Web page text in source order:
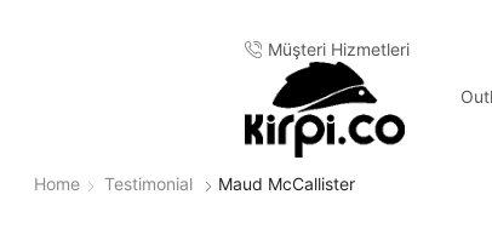
Müşteri Hizmetleri
Home Testimonial Maud McCallister